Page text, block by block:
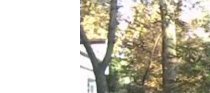
УКРАЇНСЬКА ПРОБЛЕМА КРИМУ